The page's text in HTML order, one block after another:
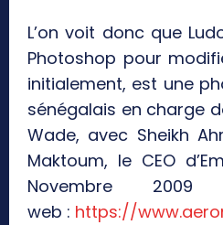
L’on voit donc que
Photoshop pour
initialement, est une
sénégalais en charge
Wade, avec Sheikh
Maktoum, le CEO
Novembre
web : https://